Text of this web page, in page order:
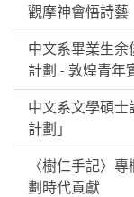
觀摩神會悟詩藝
中文系畢業生余
計劃 - 敦煌青年
中文系文學碩
計劃」
〈樹仁手記〉
劃時代貢獻